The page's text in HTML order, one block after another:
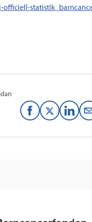
officiell-
F
T
L